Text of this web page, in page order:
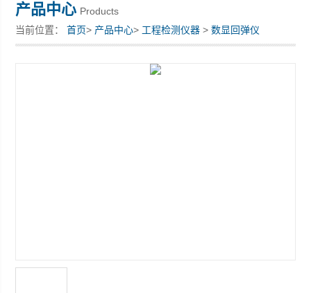
产品中心 Products
当前位置：首页> 产品中心> 工程检测仪器 >数显回弹仪